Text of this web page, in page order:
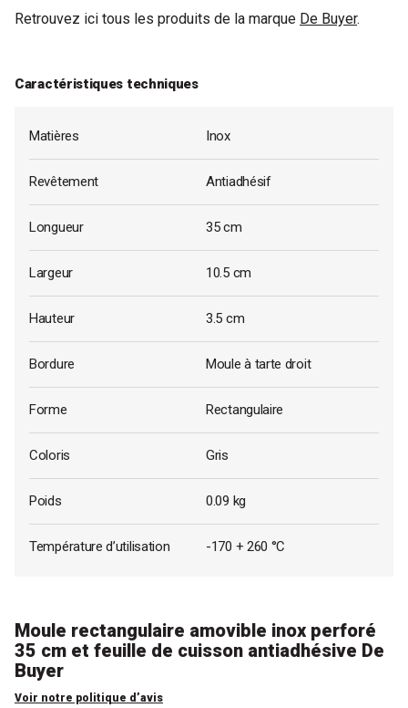
Retrouvez ici tous les produits de la marque De Buyer.
Caractéristiques techniques
Matières Inox
Revêtement Antiadhésif
Longueur 35 cm
Largeur 10.5 cm
Hauteur 3.5 cm
Bordure Moule à tarte droit
Forme Rectangulaire
Coloris Gris
Poids 0.09 kg
Température d’utilisation -170 + 260 °C
Moule rectangulaire amovible inox perforé
35 cm et feuille de cuisson antiadhésive De
Buyer
Voir notre politique d’avis